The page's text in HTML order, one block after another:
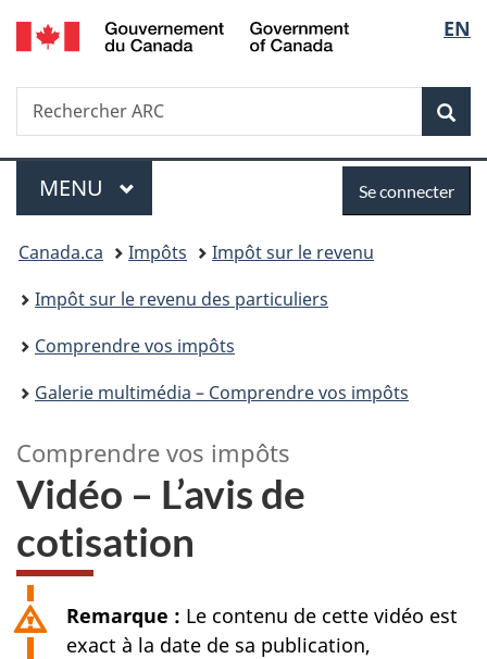
Passer
au
Passer
à
du
Passer
à
simplifiée
de
la
EN
Recherche
Rechercher
ARC
Menu
MENU PRINCIPAL
connecter
Se connecter
Vous
êtes
ici :
Canada.ca Impôts
Impôt sur le revenu
Impôt sur le revenu des particuliers
Comprendre vos impôts
Galerie multimédia – Comprendre vos impôts
Comprendre vos impôts
Vidéo – L’avis de
cotisation
Remarque : Le contenu de cette vidéo est
exact à la date de sa publication,